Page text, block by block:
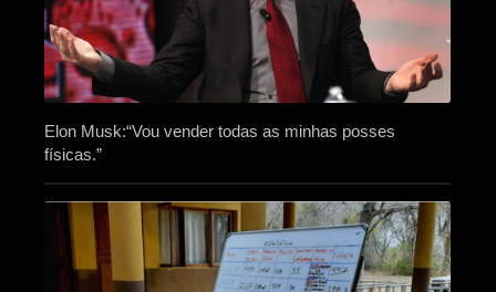
Elon Musk:“Vou vender todas as minhas posses
físicas.”